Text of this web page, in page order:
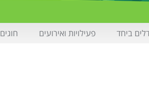
ביחד פעילויות ואירועים חוגים